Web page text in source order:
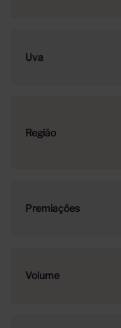
Uva
Região
Premiações
Volume